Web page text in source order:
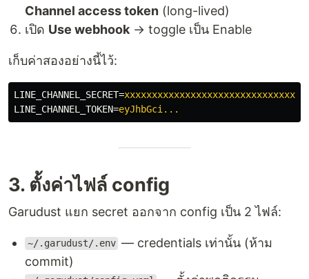
Channel access token (long-lived)
เปิด Use webhook → toggle เป็น Enable
เก็บค่าสองอย่างนี้ไว้:
LINE_CHANNEL_SECRET=xxxxxxxxxxxxxxxxxxxxxxxxxxxxxxxx
LINE_CHANNEL_TOKEN=eyJhbGci...
3. ตั้งค่าไฟล์ config
Garudust แยก secret ออกจาก config เป็น 2 ไฟล์:
~/.garudust/.env — credentials เท่านั้น (ห้าม
commit)